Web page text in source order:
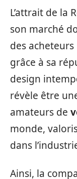
L’attrait de la
son marché
des
grâce à sa
design
révèle être
amateurs de
monde,
dans
Ainsi, la